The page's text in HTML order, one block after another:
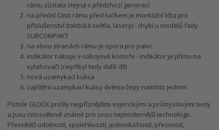
rámu zůstala stejná s předchozí generací
na přední části rámu před lučíkem je montážní lišta pro
příslušenství (taktická světla, lasery) - chybí u modelů řady
SUBCOMPAKT
na obou stranách rámu je opora pro palec
indikátor náboje v nábojové komoře - indikátor je přímo na
vytahovači (nepřibyl tedy další díl)
nová uzamykací kulisa
zajištění uzamykací kulisy dvěma čepy namísto jedním
Pistole GLOCK prošly nejpřísnějšími vojenskými a průmyslovými testy
a jsou celosvětově známé pro svou nejmodernější technologii.
Přesvědčí odolností, spolehlivostí, jednoduchostí, přesností,